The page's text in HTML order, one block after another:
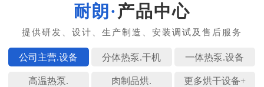
产品中心
公司主营. 分体热泵. 一体热泵.
高温热泵. 肉制品烘. 更多烘干设备+